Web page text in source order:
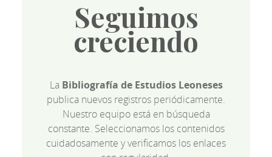
Seguimos
creciendo
La Bibliografía de Estudios Leoneses
publica nuevos registros periódicamente.
Nuestro equipo está en búsqueda
constante. Seleccionamos los contenidos
cuidadosamente y verificamos los enlaces